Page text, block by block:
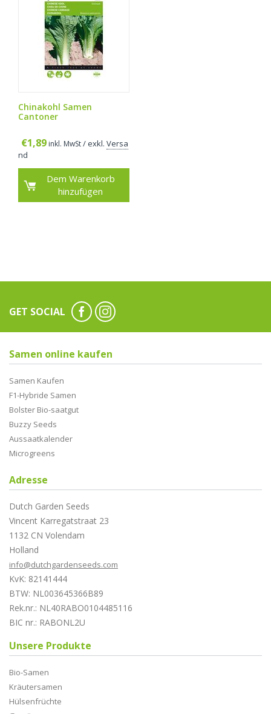
Chinakohl Samen
Cantoner
€1,89 inkl. MwSt/ exkl. Versa
nd
Dem Warenkorb
hinzufügen
GET SOCIAL
Samen online kaufen
Samen Kaufen
F1-Hybride Samen
Bolster Bio-saatgut
Buzzy Seeds
Aussaatkalender
Microgreens
Adresse
Dutch Garden Seeds
Vincent Karregatstraat 23
1132 CN Volendam
Holland
info@dutchgardenseeds.com
KvK: 82141444
BTW: NL003645366B89
Rek.nr.: NL40RABO0104485116
BIC nr.: RABONL2U
Unsere Produkte
Bio-Samen
Kräutersamen
Hülsenfrüchte